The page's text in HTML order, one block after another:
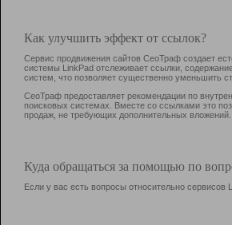
Как улучшить эффект от ссылок?
Сервис продвижения сайтов СеоТраф создает
системы LinkPad отслеживает ссылки,
систем, что позволяет существенно уменьшить
СеоТраф предоставляет рекомендации по
поисковых системах. Вместе со ссылками это
продаж, не требующих дополнительных вложений.
Куда обращаться за помощью по
Если у вас есть вопросы относительно